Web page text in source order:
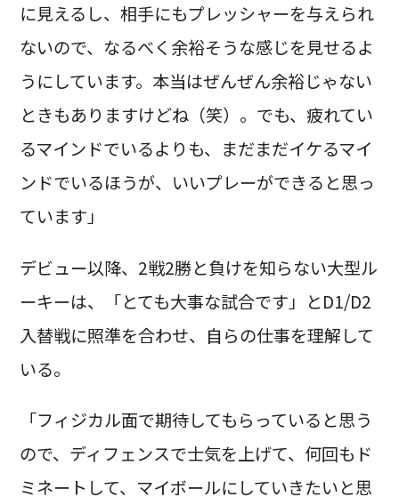
に見えるし、相手にもプレッシャーを与えられ
ないので、なるべく余裕そうな感じを見せるよ
うにしています。本当はぜんぜん余裕じゃない
ときもありますけどね（笑）。でも、疲れてい
るマインドでいるよりも、まだまだイケるマイ
ンドでいるほうが、いいプレーができると思っ
ています」
デビュー以降、2戦2勝と負けを知らない大型ル
ーキーは、「とても大事な試合です」とD1/D2
入替戦に照準を合わせ、自らの仕事を理解して
いる。
「フィジカル面で期待してもらっていると思う
ので、ディフェンスで士気を上げて、何回もド
ミネートして、マイボールにしていきたいと思